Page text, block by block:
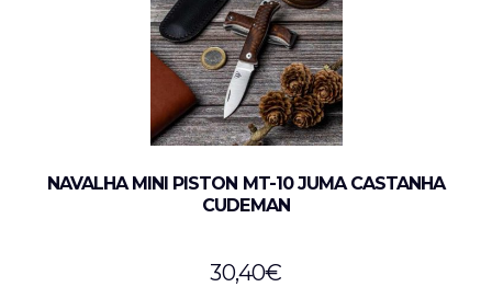
NAVALHA MINI PISTON MT-10 JUMA CASTANHA
CUDEMAN
30,40€